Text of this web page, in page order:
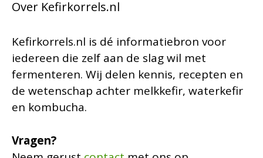
Over Kefirkorrels.nl
Kefirkorrels.nl is dé informatiebron voor
iedereen die zelf aan de slag wil met
fermenteren. Wij delen kennis, recepten en
de wetenschap achter melkkefir, waterkefir
en kombucha.
Vragen?